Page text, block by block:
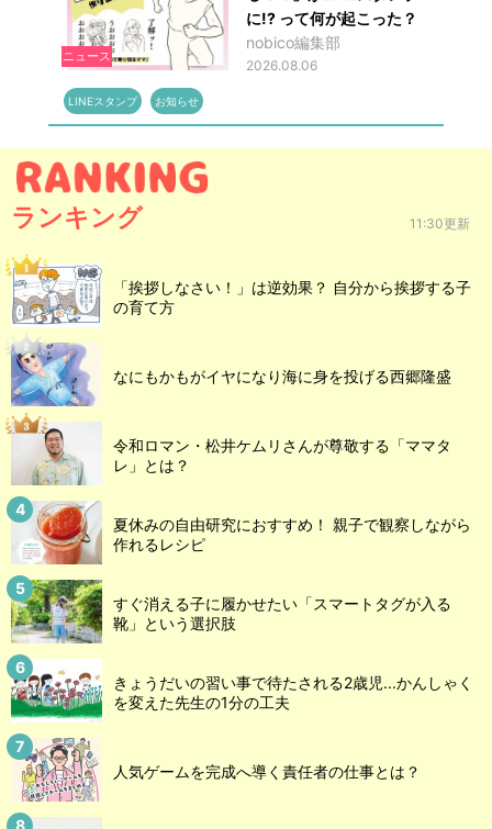
ニュース
に!? って何が起こった？
nobico編集部
2026.08.06
LINEスタンプ お知らせ
ランキング 11:30更新
「挨拶しなさい！」は逆効果？ 自分から挨拶する子
の育て方
なにもかもがイヤになり海に身を投げる西郷隆盛
令和ロマン・松井ケムリさんが尊敬する「ママタ
レ」とは？
夏休みの自由研究におすすめ！ 親子で観察しながら
作れるレシピ
すぐ消える子に履かせたい「スマートタグが入る
靴」という選択肢
きょうだいの習い事で待たされる2歳児...かんしゃく
を変えた先生の1分の工夫
人気ゲームを完成へ導く責任者の仕事とは？